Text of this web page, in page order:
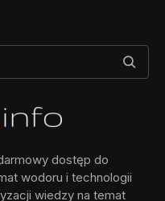
dostęp do
wodoru i technologii
wiedzy na temat